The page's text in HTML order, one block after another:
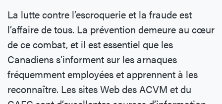
La lutte contre l’escroquerie et la fraude est
l’affaire de tous. La prévention demeure au cœur
de ce combat, et il est essentiel que les
Canadiens s’informent sur les arnaques
fréquemment employées et apprennent à les
reconnaître. Les sites Web des ACVM et du